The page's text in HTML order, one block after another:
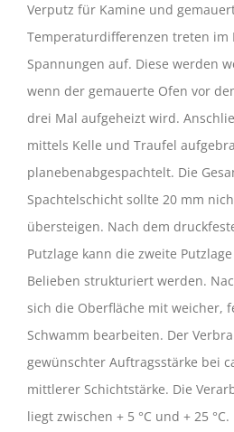
Verputz für Kamine und
Temperaturdifferenzen treten im
Spannungen auf. Diese werden
wenn der gemauerte Ofen vor
drei Mal aufgeheizt wird.
mittels Kelle und Traufel
planebenabgespachtelt. Die
Spachtelschicht sollte 20 mm
übersteigen. Nach dem
Putzlage kann die zweite
Belieben strukturiert werden.
sich die Oberfläche mit weicher,
Schwamm bearbeiten. Der
gewünschter Auftragsstärke bei
mittlerer Schichtstärke. Die
liegt zwischen + 5 °C und + 25